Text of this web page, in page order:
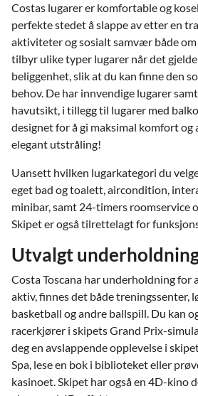
Costas lugarer er komfortable og
perfekte stedet å slappe av etter en
aktiviteter og sosialt samvær både
tilbyr ulike typer lugarer når det
beliggenhet, slik at du kan finne den
behov. De har innvendige lugarer
havutsikt, i tillegg til lugarer med
designet for å gi maksimal komfort og
elegant utstråling!
Uansett hvilken lugarkategori du
eget bad og toalett, aircondition,
minibar, samt 24-timers roomservice
Skipet er også tilrettelagt for
Utvalgt
Costa Toscana har underholdning for
aktiv, finnes det både treningssenter,
basketball og andre ballspill. Du kan
racerkjører i skipets Grand Prix-
deg en avslappende opplevelse i
Spa, lese en bok i biblioteket eller
kasinoet. Skipet har også en 4D-kino